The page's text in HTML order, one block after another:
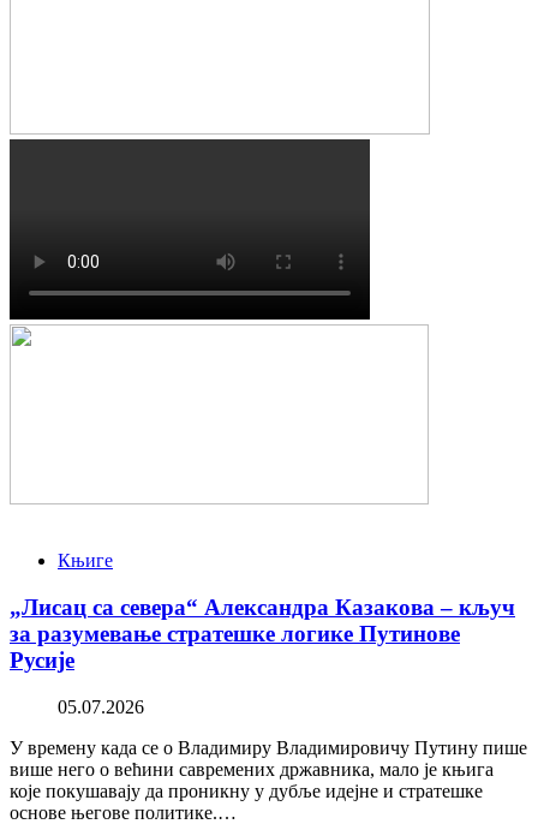
Књиге
„Лисац са севера“ Александра Казакова – кључ
за разумевање стратешке логике Путинове
Русије
05.07.2026
У времену када се о Владимиру Владимировичу Путину пише
више него о већини савремених државника, мало је књига
које покушавају да проникну у дубље идејне и стратешке
основе његове политике.…